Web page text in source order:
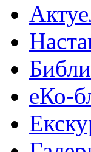
еКо-